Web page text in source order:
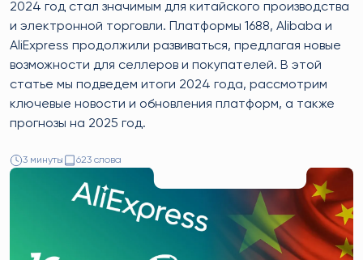
2024 год стал значимым для китайского производства
и электронной торговли. Платформы 1688, Alibaba и
AliExpress продолжили развиваться, предлагая новые
возможности для селлеров и покупателей. В этой
статье мы подведем итоги 2024 года, рассмотрим
ключевые новости и обновления платформ, а также
прогнозы на 2025 год.
3 минуты 623 слова